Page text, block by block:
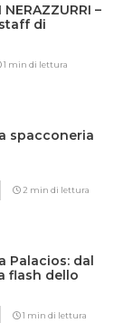
–
di
1 min di lettura
spacconeria
2 min di lettura
Palacios: dal
flash dello
1 min di lettura